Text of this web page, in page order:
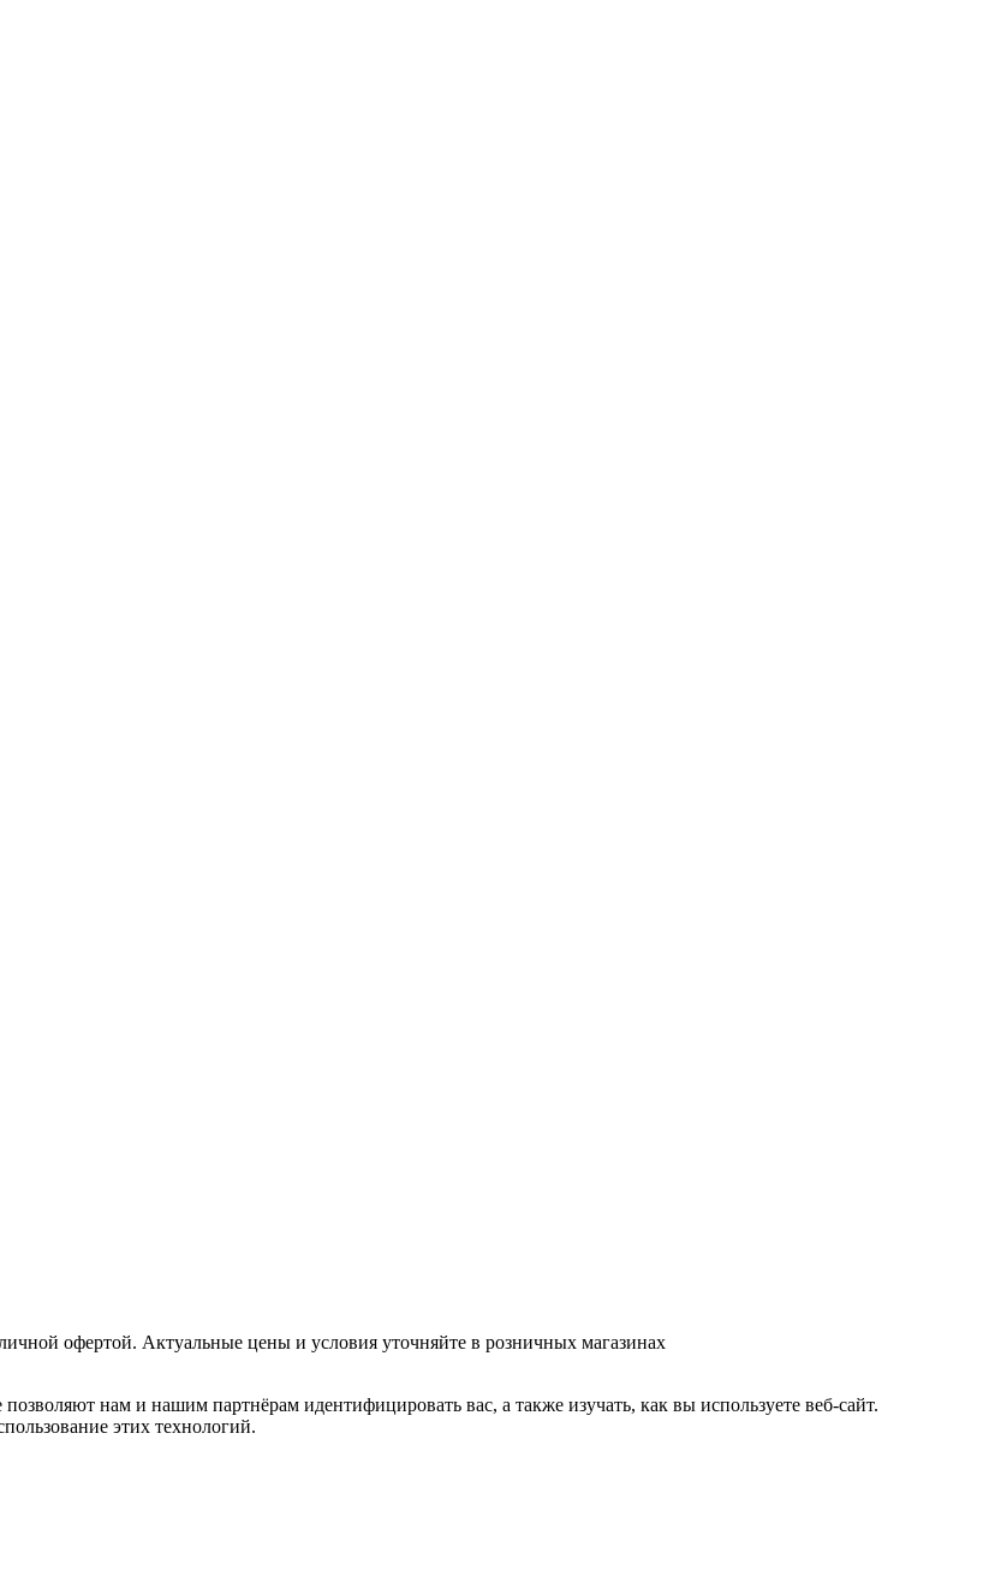
офертой. Актуальные цены и условия уточняйте в розничных магазинах
нам и нашим партнёрам идентифицировать вас, а также изучать, как вы используете веб-сайт.
этих технологий.